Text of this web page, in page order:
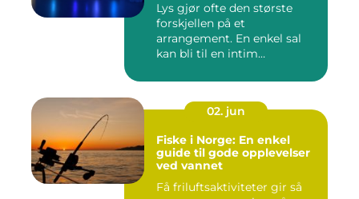
Lys gjør ofte den største
forskjellen på et
arrangement. En enkel sal
kan bli til en intim
02. jun
Fiske i Norge: En enkel
guide til gode opplevelser
ved vannet
Få friluftsaktiviteter gir så